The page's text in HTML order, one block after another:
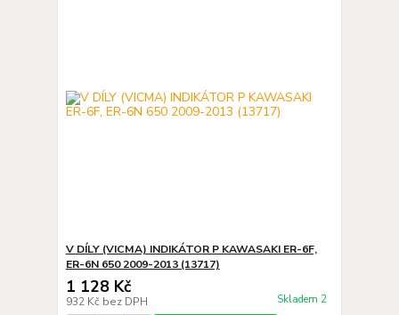
V DÍLY (VICMA) INDIKÁTOR P KAWASAKI ER-6F,
ER-6N 650 2009-2013 (13717)
1 128 Kč
932 Kč bez DPH Skladem 2